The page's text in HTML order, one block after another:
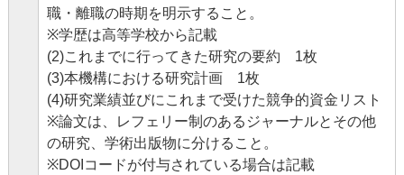
職・離職の時期を明示すること。
※学歴は高等学校から記載
(2)これまでに行ってきた研究の要約 1枚
(3)本機構における研究計画 1枚
(4)研究業績並びにこれまで受けた競争的資金リスト
※論文は、レフェリー制のあるジャーナルとその他
の研究、学術出版物に分けること。
※DOIコードが付与されている場合は記載